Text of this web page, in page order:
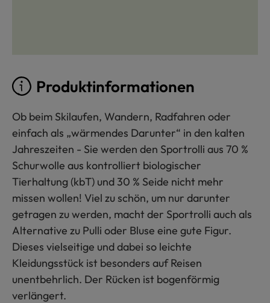
Produktinformationen
Ob beim Skilaufen, Wandern, Radfahren oder
einfach als „wärmendes Darunter“ in den kalten
Jahreszeiten - Sie werden den Sportrolli aus 70 %
Schurwolle aus kontrolliert biologischer
Tierhaltung (kbT) und 30 % Seide nicht mehr
missen wollen! Viel zu schön, um nur darunter
getragen zu werden, macht der Sportrolli auch als
Alternative zu Pulli oder Bluse eine gute Figur.
Dieses vielseitige und dabei so leichte
Kleidungsstück ist besonders auf Reisen
unentbehrlich. Der Rücken ist bogenförmig
verlängert.